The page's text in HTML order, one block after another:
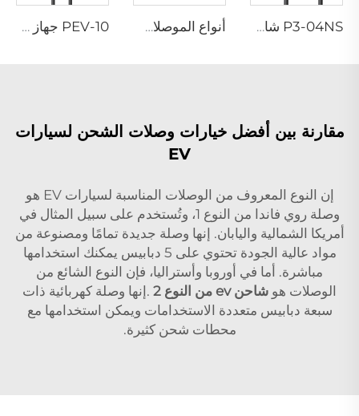
P3-04NS شاحن محمول لسيارات EV أنواع الموصلات - تسلا PEV-10 جهاز شحن حائط EV بالتيار المتردد
مقارنة بين أفضل خيارات وصلات الشحن لسيارات
EV
إن النوع المعروف من الوصلات المناسبة لسيارات EV هو
وصلة روي فاندا من النوع 1، وتُستخدم على سبيل المثال في
أمريكا الشمالية واليابان. إنها وصلة جديدة تمامًا ومصنوعة من
مواد عالية الجودة تحتوي على 5 دبابيس يمكنك استخدامها
مباشرة. أما في أوروبا وأستراليا، فإن النوع الشائع من
الوصلات هو شاحن ev من النوع 2
.إنها وصلة كهربائية ذات
سبعة دبابيس متعددة الاستخدامات ويمكن استخدامها مع
محطات شحن كثيرة.